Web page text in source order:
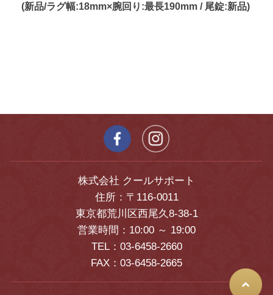
(新品/ラグ幅:18mm×腕回り:最長190mm / 尾錠:新品)
株式会社 クールサポート
住所：〒116-0011
東京都荒川区西尾久8-38-1
営業時間：10:00 ～ 19:00
TEL：03-6458-2660
FAX：03-6458-2665